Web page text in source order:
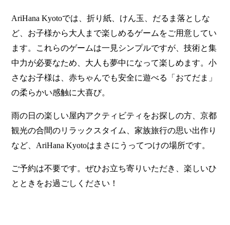
AriHana Kyotoでは、折り紙、けん玉、だるま落としな
ど、お子様から大人まで楽しめるゲームをご用意してい
ます。これらのゲームは一見シンプルですが、技術と集
中力が必要なため、大人も夢中になって楽しめます。小
さなお子様は、赤ちゃんでも安全に遊べる「おてだま」
の柔らかい感触に大喜び。
雨の日の楽しい屋内アクティビティをお探しの方、京都
観光の合間のリラックスタイム、家族旅行の思い出作り
など、AriHana Kyotoはまさにうってつけの場所です。
ご予約は不要です。ぜひお立ち寄りいただき、楽しいひ
とときをお過ごしください！